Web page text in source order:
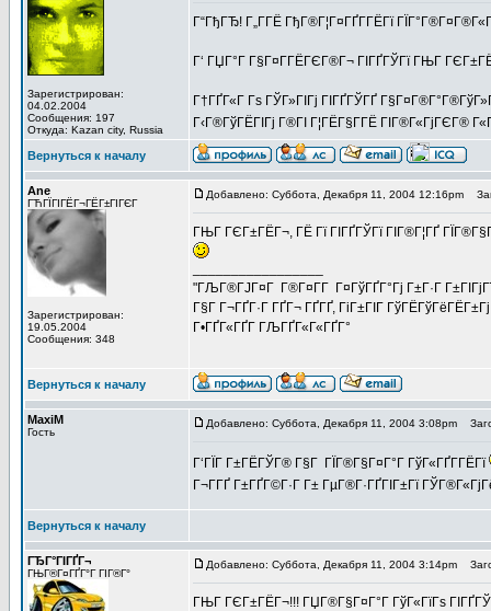
Зарегистрирован:
04.02.2004
Сообщения: 197
Откуда: Kazan city, Russia
Г“ГђГЂ! Г„Г­ГЁ ГђГ®Г¦Г¤ГҐГ­ГЁГї
Г‘ ГЏГ°Г Г§Г¤Г­ГЁГЄГ®Г¬ ГІГҐГЎГї ГЊГ
Г†ГҐГ«Г Гѕ ГЎГ»ГІГј ГІГҐГЎГҐ
Г‹Г®ГўГЁГІГј Г®ГІ Г¦ГЁГ§Г­ГЁ ГІГ®Г«ГјГЄГ®
Вернуться к началу
Ane
ГЋГЇГІГЁГ¬ГЁГ±ГІГЄГ
Зарегистрирован:
19.05.2004
Сообщения: 348
Добавлено: Суббота, Декабря 11, 2004 12:16pm
ГЊГ ГЄГ±ГЁГ¬, ГЁ Гї ГІГҐГЎГї ГІГ®Г¦ГҐ
"ГЉГ®ГЈГ¤Г Г®Г¤Г­Г Г¤ГўГҐГ°Гј Г±Г·Г
Г§Г Г¬ГҐГ·Г ГҐГ¬ ГҐГҐ, ГіГ±ГІГ
Г•ГҐГ«ГҐГ­ ГЉГҐГ«Г«ГҐГ°
Вернуться к началу
MaxiM
Гость
Добавлено: Суббота, Декабря 11, 2004 3:08pm
Г‘ГЇГ Г±ГЁГЎГ® Г§Г ГЇГ®Г§Г¤Г°Г ГўГ«ГҐГ­ГЁГї
Г¬Г­ГҐ Г±ГҐГ©Г·Г Г± ГµГ®Г·ГҐГІГ±Гї
Вернуться к началу
ГЂГ°ГІГҐГ¬
ГЊГ®Г¤ГҐГ°Г ГІГ®Г°
Добавлено: Суббота, Декабря 11, 2004 3:14pm
ГЊГ ГЄГ±ГЁГ¬!!! ГЏГ®Г§Г¤Г°Г ГўГ«ГїГѕ